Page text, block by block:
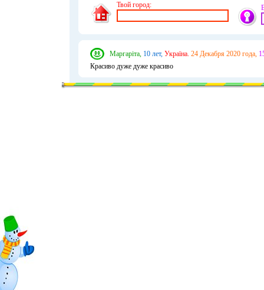
Твой город:
Маргаріта, 10 лет, Україна. 24 Декабря 2020 года,
Красиво дуже дуже красиво